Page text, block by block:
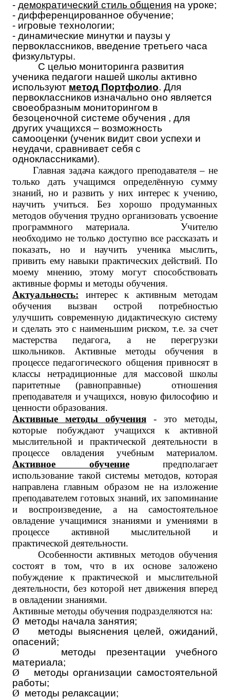
- демократический стиль общения на уроке;
- дифференцированное обучение;
- игровые технологии;
- динамические минутки и паузы у
первоклассников, введение третьего часа
физкультуры.
С целью мониторинга развития
ученика педагоги нашей школы активно
используют метод Портфолио. Для
первоклассников изначально оно является
своеобразным мониторингом в
безоценочной системе обучения , для
других учащихся – возможность
самооценки (ученик видит свои успехи и
неудачи, сравнивает себя с
одноклассниками).
Главная задача каждого преподавателя – не
только дать учащимся определённую сумму
знаний, но и развить у них интерес к учению,
научить учиться. Без хорошо продуманных
методов обучения трудно организовать усвоение
программного материала. Учителю
необходимо не только доступно все рассказать и
показать, но и научить ученика мыслить,
привить ему навыки практических действий. По
моему мнению, этому могут способствовать
активные формы и методы обучения.
Актуальность: интерес к активным методам
обучения вызван острой потребностью
улучшить современную дидактическую систему
и сделать это с наименьшим риском, т.е. за счет
мастерства педагога, а не перегрузки
школьников. Активные методы обучения в
процессе педагогического общения привносят в
классы нетрадиционные для массовой школы
паритетные (равноправные) отношения
преподавателя и учащихся, новую философию и
ценности образования.
Активные методы обучения - это методы,
которые побуждают учащихся к активной
мыслительной и практической деятельности в
процессе овладения учебным материалом.
Активное обучениепредполагает
использование такой системы методов, которая
направлена главным образом не на изложение
преподавателем готовых знаний, их запоминание
и воспроизведение, а на самостоятельное
овладение учащимися знаниями и умениями в
процессе активной мыслительной и
практической деятельности.
Особенности активных методов обучения
состоят в том, что в их основе заложено
побуждение к практической и мыслительной
деятельности, без которой нет движения вперед
в овладении знаниями.
Активные методы обучения подразделяются на:
Ø методы начала занятия;
Ø
методы выяснения целей, ожиданий,
опасений;
Ø
методы презентации учебного
материала;
Ø
методы организации самостоятельной
работы;
Ø методы релаксации;